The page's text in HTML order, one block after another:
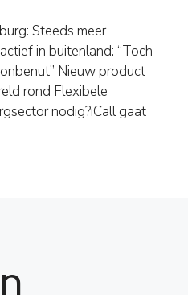
Steeds meer
in buitenland: “Toch
Nieuw product
rond Flexibele
nodig?iCall gaat